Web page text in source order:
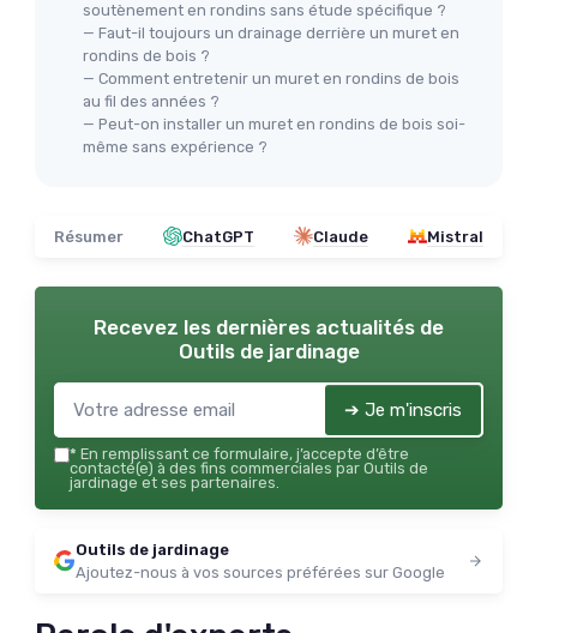
soutènement en rondins sans étude spécifique ?
— Faut-il toujours un drainage derrière un muret en
rondins de bois ?
— Comment entretenir un muret en rondins de bois
au fil des années ?
— Peut-on installer un muret en rondins de bois soi-
même sans expérience ?
Résumer ChatGPT Claude Mistral
Recevez les dernières actualités de
Outils de jardinage
➔ Je m'inscris
* En remplissant ce formulaire, j’accepte d’être
contacté(e) à des fins commerciales par Outils de
jardinage et ses partenaires.
Outils de jardinage
Ajoutez-nous à vos sources préférées sur Google